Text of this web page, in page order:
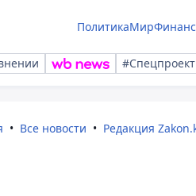
ПолитикаМир
Все новости Редакция